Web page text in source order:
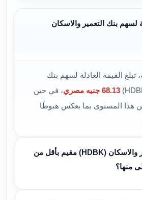
لسهم بنك التعمير والاسكان
تبلغ القيمة العادلة لسهم بنك
68.13 جنيه مصري
، في حين
هذا المستوى بما يعكس هبوطًا
هل سهم بنك التعمير والاسكان (HDBK) مقيم بأقل من
منها؟